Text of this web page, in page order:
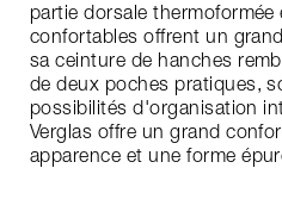
partie dorsale thermoformée
confortables offrent un
sa ceinture de hanches
de deux poches pratiques,
possibilités d'organisation
Verglas offre un grand
apparence et une forme